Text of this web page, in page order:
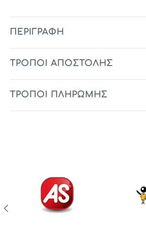
ΠΕΡΙΓΡΑΦΉ
ΤΡΟΠΟΙ ΑΠΟΣΤΟΛΗΣ
ΤΡΟΠΟΙ ΠΛΗΡΩΜΗΣ